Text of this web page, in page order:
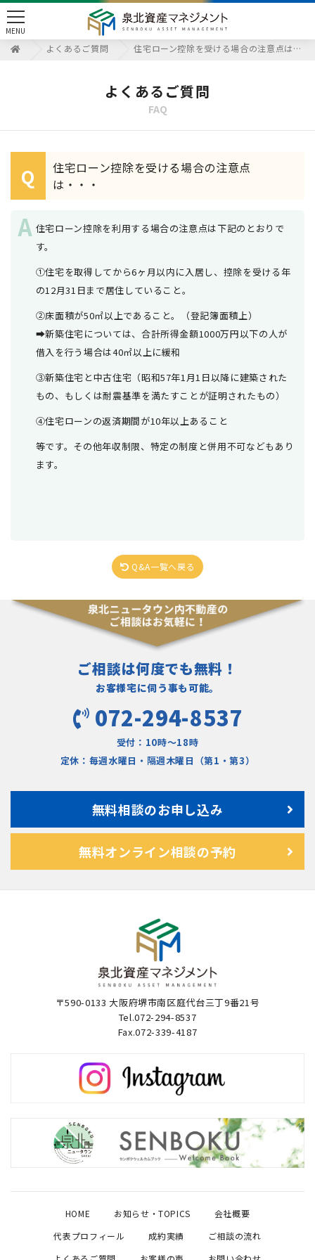
toggle
navigation
MENU
よくあるご質問 住宅ローン控除を受ける場合の注意点は・・・
よくあるご質問
FAQ
Q
住宅ローン控除を受ける場合の注意点
は・・・
住宅ローン控除を利用する場合の注意点は下記のとおりで
す。
①住宅を取得してから6ヶ月以内に入居し、控除を受ける年
の12月31日まで居住していること。
②床面積が50㎡以上であること。（登記簿面積上）
➡新築住宅については、合計所得金額1000万円以下の人が
借入を行う場合は40㎡以上に緩和
③新築住宅と中古住宅（昭和57年1月1日以降に建築された
もの、もしくは耐震基準を満たすことが証明されたもの）
④住宅ローンの返済期間が10年以上あること
等です。その他年収制限、特定の制度と併用不可などもあり
ます。
Q&A一覧へ戻る
ご相談は何度でも無料！
お客様宅に伺う事も可能。
072-294-8537
受付：10時〜18時
定休：毎週水曜日・隔週木曜日（第1・第3）
無料相談のお申し込み
無料オンライン相談の予約
〒590-0133 大阪府堺市南区庭代台三丁9番21号
Tel.072-294-8537
Fax.072-339-4187
HOME お知らせ・TOPICS
会社概要
代表プロフィール
成約実績
ご相談の流れ